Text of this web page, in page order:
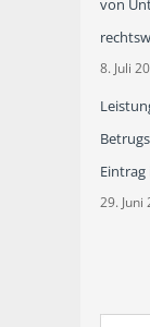
von
8. Juli
29. Juni